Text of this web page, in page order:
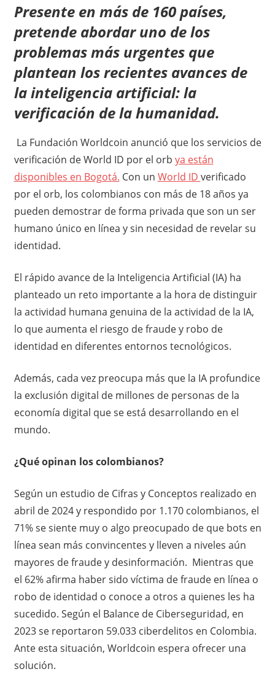
Presente en más de 160 países,
pretende abordar uno de los
problemas más urgentes que
plantean los recientes avances de
la inteligencia artificial: la
verificación de la humanidad.
La Fundación Worldcoin anunció que los servicios de
verificación de World ID por el orb ya están
disponibles en Bogotá. Con un World ID verificado
por el orb, los colombianos con más de 18 años ya
pueden demostrar de forma privada que son un ser
humano único en línea y sin necesidad de revelar su
identidad.
El rápido avance de la Inteligencia Artificial (IA) ha
planteado un reto importante a la hora de distinguir
la actividad humana genuina de la actividad de la IA,
lo que aumenta el riesgo de fraude y robo de
identidad en diferentes entornos tecnológicos.
Además, cada vez preocupa más que la IA profundice
la exclusión digital de millones de personas de la
economía digital que se está desarrollando en el
mundo.
¿Qué opinan los colombianos?
Según un estudio de Cifras y Conceptos realizado en
abril de 2024 y respondido por 1.170 colombianos, el
71% se siente muy o algo preocupado de que bots en
línea sean más convincentes y lleven a niveles aún
mayores de fraude y desinformación. Mientras que
el 62% afirma haber sido víctima de fraude en línea o
robo de identidad o conoce a otros a quienes les ha
sucedido. Según el Balance de Ciberseguridad, en
2023 se reportaron 59.033 ciberdelitos en Colombia.
Ante esta situación, Worldcoin espera ofrecer una
solución.